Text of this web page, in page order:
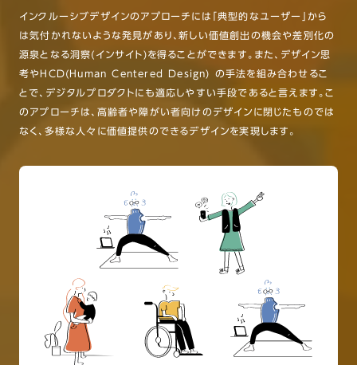
インクルーシブデザインのアプローチには「典型的なユーザー」から
は気付かれないような発見があり、新しい価値創出の機会や差別化の
源泉となる洞察(インサイト)を得ることができます。また、デザイン思
考やHCD(Human Centered Design) の手法を組み合わせるこ
とで、デジタルプロダクトにも適応しやすい手段であると言えます。こ
のアプローチは、高齢者や障がい者向けのデザインに閉じたものでは
なく、多様な人々に価値提供のできるデザインを実現します。